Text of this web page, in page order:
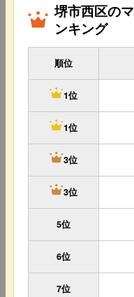
堺市西区の
ンキング
順位
1位
1位
3位
3位
5位
6位
7位